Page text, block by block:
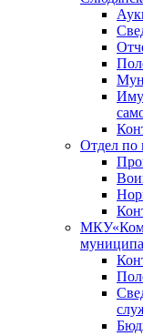
Отдел по